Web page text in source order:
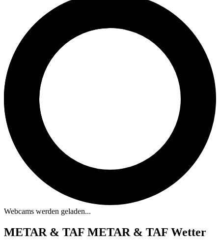
Webcams werden geladen...
METAR & TAF METAR & TAF Wetter